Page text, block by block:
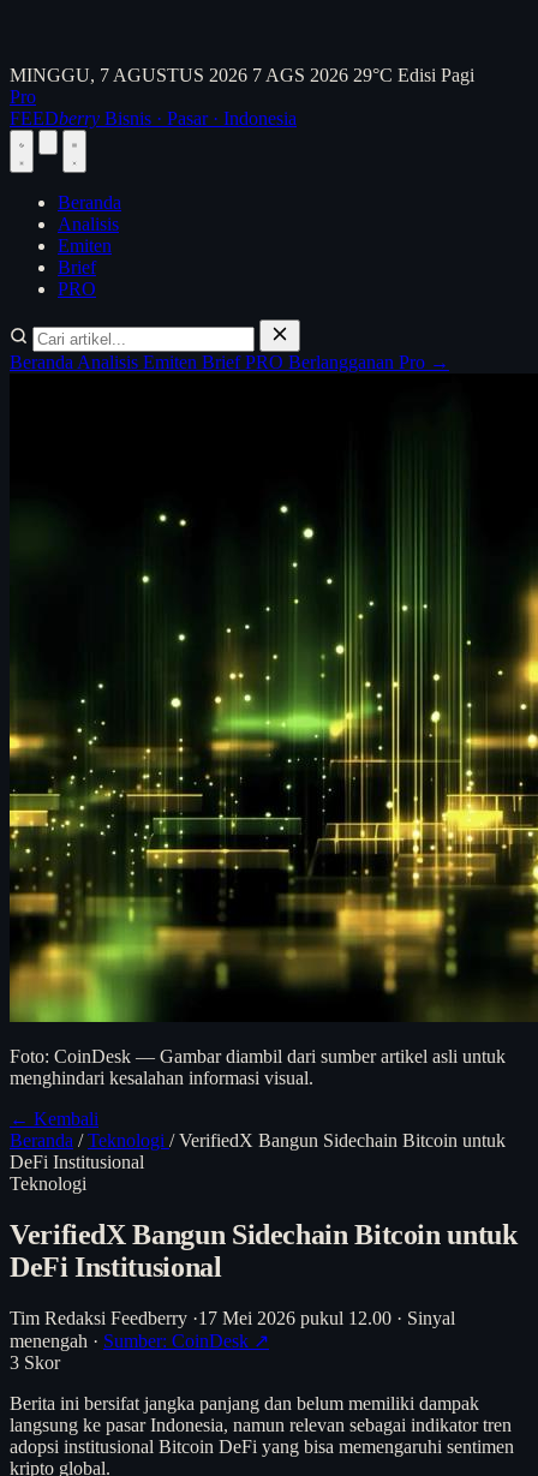
MINGGU, 7 AGUSTUS 2026 7 AGS 2026 29°C Edisi Pagi
Pro
FEEDberry Bisnis · Pasar · Indonesia
Beranda
Analisis
Emiten
Brief
PRO
Beranda Analisis Emiten BriefPRO Berlangganan Pro →
Foto: CoinDesk — Gambar diambil dari sumber artikel asli untuk
menghindari kesalahan informasi visual.
← Kembali
Beranda / Teknologi / VerifiedX Bangun Sidechain Bitcoin untuk
DeFi Institusional
Teknologi
VerifiedX Bangun Sidechain Bitcoin untuk
DeFi Institusional
Tim Redaksi Feedberry ·17 Mei 2026 pukul 12.00 · Sinyal
menengah · Sumber: CoinDesk ↗
3 Skor
Berita ini bersifat jangka panjang dan belum memiliki dampak
langsung ke pasar Indonesia, namun relevan sebagai indikator tren
adopsi institusional Bitcoin DeFi yang bisa memengaruhi sentimen
kripto global.